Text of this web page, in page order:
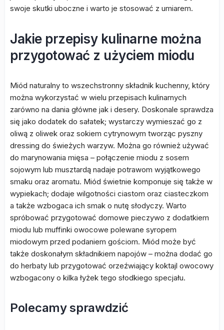
swoje skutki uboczne i warto je stosować z umiarem.
Jakie przepisy kulinarne można
przygotować z użyciem miodu
Miód naturalny to wszechstronny składnik kuchenny, który
można wykorzystać w wielu przepisach kulinarnych
zarówno na dania główne jak i desery. Doskonale sprawdza
się jako dodatek do sałatek; wystarczy wymieszać go z
oliwą z oliwek oraz sokiem cytrynowym tworząc pyszny
dressing do świeżych warzyw. Można go również używać
do marynowania mięsa – połączenie miodu z sosem
sojowym lub musztardą nadaje potrawom wyjątkowego
smaku oraz aromatu. Miód świetnie komponuje się także w
wypiekach; dodaje wilgotności ciastom oraz ciasteczkom
a także wzbogaca ich smak o nutę słodyczy. Warto
spróbować przygotować domowe pieczywo z dodatkiem
miodu lub muffinki owocowe polewane syropem
miodowym przed podaniem gościom. Miód może być
także doskonałym składnikiem napojów – można dodać go
do herbaty lub przygotować orzeźwiający koktajl owocowy
wzbogacony o kilka łyżek tego słodkiego specjału.
Polecamy sprawdzić